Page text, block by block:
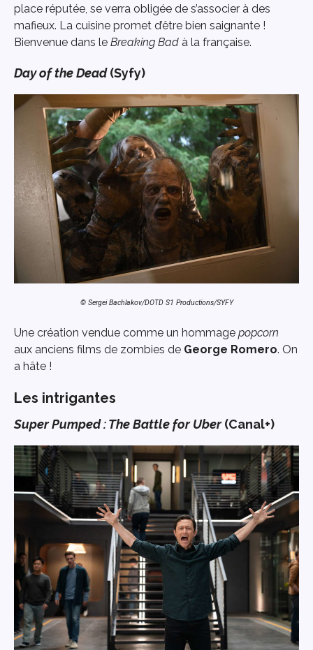
place réputée, se verra obligée de s’associer à des
mafieux. La cuisine promet d’être bien saignante !
Bienvenue dans le Breaking Bad à la française.
Day of the Dead(Syfy)
© Sergei Bachlakov/DOTD S1 Productions/SYFY
Une création vendue comme un hommage popcorn
aux anciens films de zombies de George Romero. On
a hâte !
Les intrigantes
Super Pumped : The Battle for Uber(Canal+)